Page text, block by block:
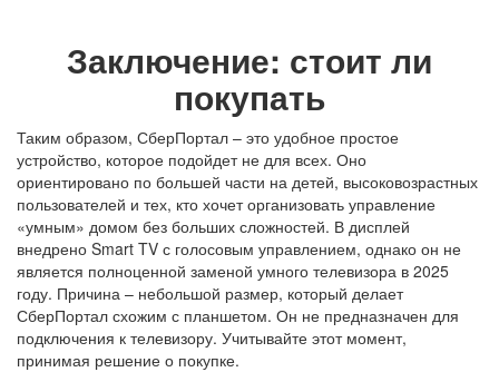
Заключение: стоит ли
покупать
Таким образом, СберПортал – это удобное простое
устройство, которое подойдет не для всех. Оно
ориентировано по большей части на детей, высоковозрастных
пользователей и тех, кто хочет организовать управление
«умным» домом без больших сложностей. В дисплей
внедрено Smart TV с голосовым управлением, однако он не
является полноценной заменой умного телевизора в 2025
году. Причина – небольшой размер, который делает
СберПортал схожим с планшетом. Он не предназначен для
подключения к телевизору. Учитывайте этот момент,
принимая решение о покупке.